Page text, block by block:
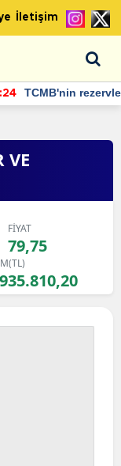
İletişim
devam ediyor
VE
FİYAT
79,75